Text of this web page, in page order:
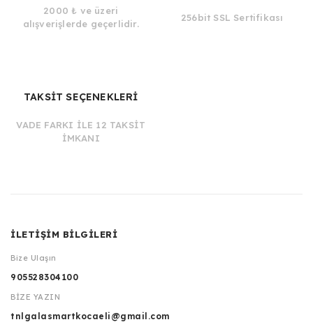
2000 ₺ ve üzeri
alışverişlerde geçerlidir.
256bit SSL Sertifikası
TAKSİT SEÇENEKLERİ
VADE FARKI İLE 12 TAKSİT
İMKANI
İLETİŞİM BİLGİLERİ
Bize Ulaşın
905528304100
BİZE YAZIN
tnlgalasmartkocaeli@gmail.com